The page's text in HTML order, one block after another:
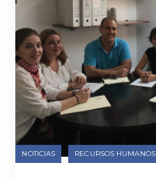
NOTICIAS RECURSOS HUMANOS